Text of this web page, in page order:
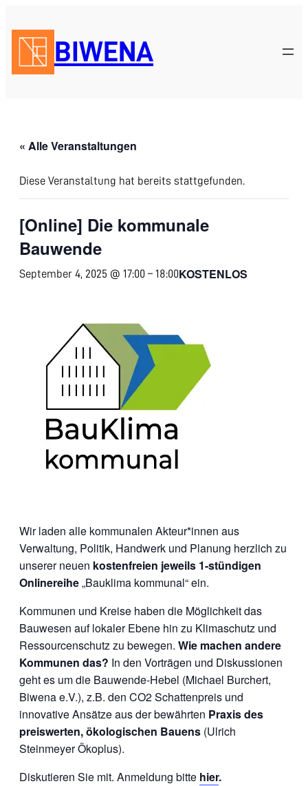
BIWENA
« Alle Veranstaltungen
Diese Veranstaltung hat bereits stattgefunden.
[Online] Die kommunale
Bauwende
September 4, 2025 @ 17:00 – 18:00KOSTENLOS
Wir laden alle kommunalen Akteur*innen aus
Verwaltung, Politik, Handwerk und Planung herzlich zu
unserer neuen kostenfreien jeweils 1-stündigen
Onlinereihe„Bauklima kommunal“ ein.
Kommunen und Kreise haben die Möglichkeit das
Bauwesen auf lokaler Ebene hin zu Klimaschutz und
Ressourcenschutz zu bewegen. Wie machen andere
Kommunen das? In den Vorträgen und Diskussionen
geht es um die Bauwende-Hebel (Michael Burchert,
Biwena e.V.), z.B. den CO2 Schattenpreis und
innovative Ansätze aus der bewährten Praxis des
preiswerten, ökologischen Bauens (Ulrich
Steinmeyer Ökoplus).
Diskutieren Sie mit. Anmeldung bitte hier.